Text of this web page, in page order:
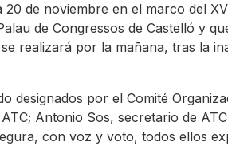
de noviembre en el marco del
de Congressos de Castelló y
realizará por la mañana, tras la
designados por el Comité
Antonio Sos, secretario de
con voz y voto, todos ellos